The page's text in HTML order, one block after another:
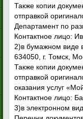
Также копии
отправкой
Департамент по
Контактное лицо:
2)в бумажном виде
634050, г. Томск,
Также копии
отправкой
оказания услуг
Контактное лицо:
3)в электронном